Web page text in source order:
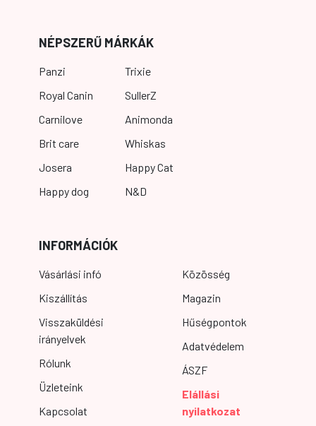
NÉPSZERŰ MÁRKÁK
Panzi
Royal Canin
Carnilove
Brit care
Josera
Happy dog
Trixie
SullerZ
Animonda
Whiskas
Happy Cat
N&D
INFORMÁCIÓK
Vásárlási infó
Kiszállítás
Visszaküldési
irányelvek
Rólunk
Üzleteink
Kapcsolat
Közösség
Magazin
Hűségpontok
Adatvédelem
ÁSZF
Elállási
nyilatkozat